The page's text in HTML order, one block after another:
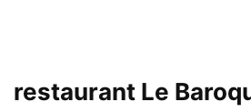
restaurant Le